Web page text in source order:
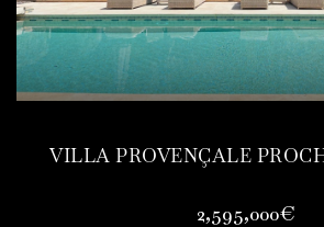
2,595,000€